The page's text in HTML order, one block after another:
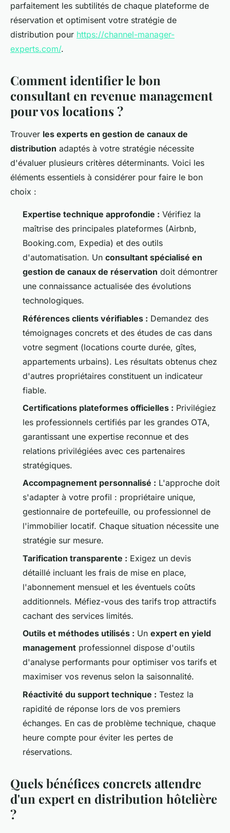
parfaitement les subtilités de chaque plateforme de
réservation et optimisent votre stratégie de
distribution pour https://channel-manager-
experts.com/.
Comment identifier le bon
consultant en revenue management
pour vos locations ?
Trouver les experts en gestion de canaux de
distribution adaptés à votre stratégie nécessite
d'évaluer plusieurs critères déterminants. Voici les
éléments essentiels à considérer pour faire le bon
choix :
Expertise technique approfondie : Vérifiez la
maîtrise des principales plateformes (Airbnb,
Booking.com, Expedia) et des outils
d'automatisation. Un consultant spécialisé en
gestion de canaux de réservation doit démontrer
une connaissance actualisée des évolutions
technologiques.
Références clients vérifiables : Demandez des
témoignages concrets et des études de cas dans
votre segment (locations courte durée, gîtes,
appartements urbains). Les résultats obtenus chez
d'autres propriétaires constituent un indicateur
fiable.
Certifications plateformes officielles : Privilégiez
les professionnels certifiés par les grandes OTA,
garantissant une expertise reconnue et des
relations privilégiées avec ces partenaires
stratégiques.
Accompagnement personnalisé : L'approche doit
s'adapter à votre profil : propriétaire unique,
gestionnaire de portefeuille, ou professionnel de
l'immobilier locatif. Chaque situation nécessite une
stratégie sur mesure.
Tarification transparente : Exigez un devis
détaillé incluant les frais de mise en place,
l'abonnement mensuel et les éventuels coûts
additionnels. Méfiez-vous des tarifs trop attractifs
cachant des services limités.
Outils et méthodes utilisés : Un expert en yield
management professionnel dispose d'outils
d'analyse performants pour optimiser vos tarifs et
maximiser vos revenus selon la saisonnalité.
Réactivité du support technique : Testez la
rapidité de réponse lors de vos premiers
échanges. En cas de problème technique, chaque
heure compte pour éviter les pertes de
réservations.
Quels bénéfices concrets attendre
d'un expert en distribution hôtelière
?